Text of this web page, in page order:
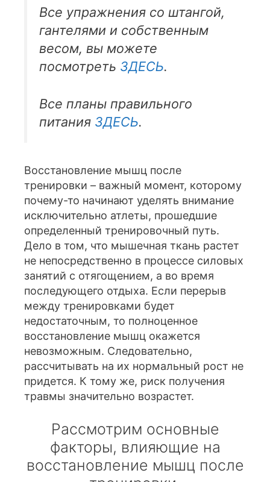
Все упражнения со штангой,
гантелями и собственным
весом, вы можете
посмотреть ЗДЕСЬ.
Все планы правильного
питания ЗДЕСЬ.
Восстановление мышц после
тренировки – важный момент, которому
почему-то начинают уделять внимание
исключительно атлеты, прошедшие
определенный тренировочный путь.
Дело в том, что мышечная ткань растет
не непосредственно в процессе силовых
занятий с отягощением, а во время
последующего отдыха. Если перерыв
между тренировками будет
недостаточным, то полноценное
восстановление мышц окажется
невозможным. Следовательно,
рассчитывать на их нормальный рост не
придется. К тому же, риск получения
травмы значительно возрастет.
Рассмотрим основные
факторы, влияющие на
восстановление мышц после